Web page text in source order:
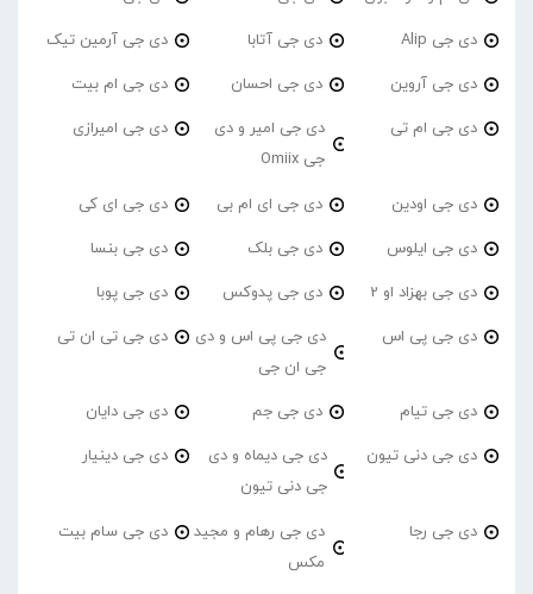
دی جی Alip دی جی آتابا دی جی آرمین تیک
دی جی آروین دی جی احسان دی جی ام بیت
دی جی ام تی
دی جی امیر و دی
جی Omiix
دی جی امیرازی
دی جی اودین دی جی ای ام بی دی جی ای کی
دی جی ایلوس دی جی بلک دی جی بنسا
دی جی بهزاد او 2 دی جی پدوکس دی جی پوبا
دی جی پی اس
دی جی پی اس و دی
جی ان جی
دی جی تی ان تی
دی جی تیام دی جی جم دی جی دایان
دی جی دنی تیون
دی جی دیماه و دی
جی دنی تیون
دی جی دینیار
دی جی رجا
دی جی رهام و مجید
مکس
دی جی سام بیت